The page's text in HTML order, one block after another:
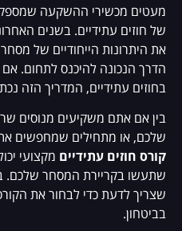
מעטים מכשירי ההשקעה
של חוזים עתידיים. בשנים
את היתרונות הייחודיים של
הדרך הנכונה להיכנס לתחום.
בחוזים עתידיים, המדריך הזה
בין אם אתם משקיעים מנוסים
שלכם, או מתחילים שמחפשים
קורס חוזים עתידיים מקצועי
שתעשו בקריירת המסחר שלכם.
שצריך לדעת כדי לבחור את
בביטחון.